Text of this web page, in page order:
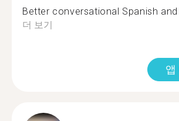
Better conversational Spanish
더 보기
앱